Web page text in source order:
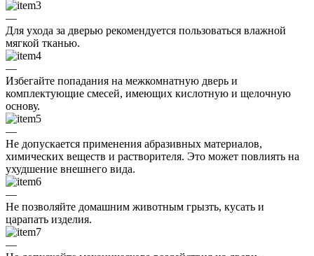
—
Для ухода за дверью рекомендуется пользоваться влажной
мягкой тканью.
—
Избегайте попадания на межкомнатную дверь и
комплектующие смесей, имеющих кислотную и щелочную
основу.
—
Не допускается применения абразивных материалов,
химических веществ и растворителя. Это может повлиять на
ухудшение внешнего вида.
—
Не позволяйте домашним животным грызть, кусать и
царапать изделия.
—